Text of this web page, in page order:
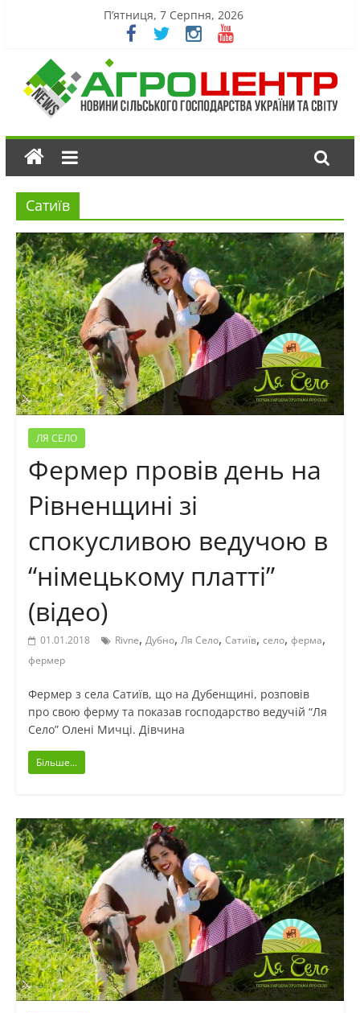
П’ятниця, 7 Серпня, 2026
Сатиїв
ЛЯ СЕЛО
Фермер провів день на
Рівненщині зі
спокусливою ведучою в
“німецькому платті”
(відео)
01.01.2018 Rivne, Дубно, Ля Село, Сатиїв, село, ферма,
фермер
Фермер з села Сатиїв, що на Дубенщині, розповів
про свою ферму та показав господарство ведучій “Ля
Село” Олені Мичці. Дівчина
Більше...